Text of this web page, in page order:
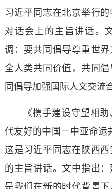
习近平同志在北京举行
对话会上的主旨讲话。
调：要共同倡导尊重世
全人类共同价值，共同
同倡导加强国际人文交流
《携手建设守望相
代友好的中国－中亚命运
这是习近平同志在陕西
的主旨讲话。文中指出
是我们在新的时代背景